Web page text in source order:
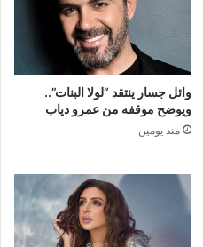
وائل جسار ينتقد “لولا البنات”..
ويوضح موقفه من عمرو دياب
منذ يومين